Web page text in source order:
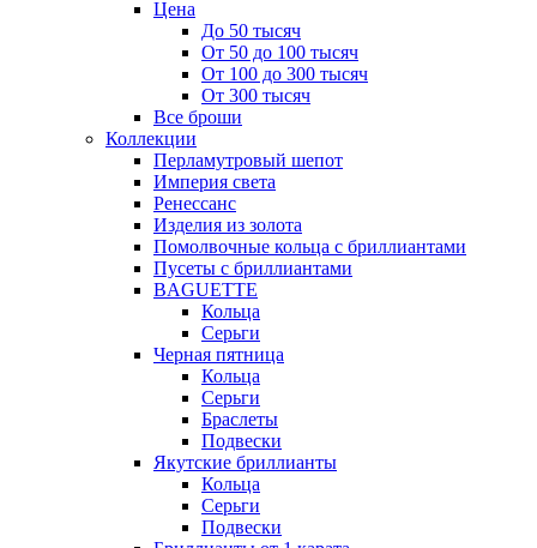
Цена
До 50 тысяч
От 50 до 100 тысяч
От 100 до 300 тысяч
От 300 тысяч
Все броши
Коллекции
Перламутровый шепот
Империя света
Ренессанс
Изделия из золота
Помолвочные кольца с бриллиантами
Пусеты с бриллиантами
BAGUETTE
Кольца
Серьги
Черная пятница
Кольца
Серьги
Браслеты
Подвески
Якутские бриллианты
Кольца
Серьги
Подвески